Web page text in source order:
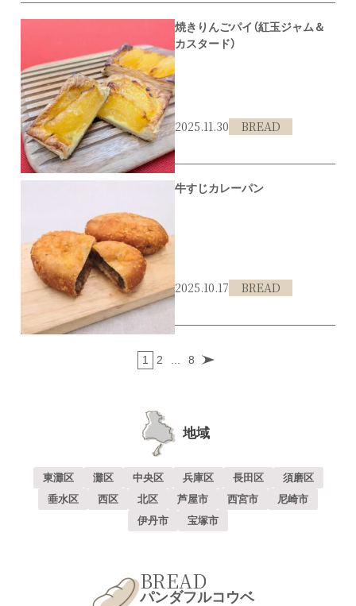
焼きりんごパイ（紅玉ジャム＆
カスタード）
2025.11.30 BREAD
#北区
牛すじカレーパン
2025.10.17 BREAD
#カレーパン
1 2 ... 8
地域
東灘区 灘区 中央区 兵庫区 長田区
須磨区
垂水区
西区 北区 芦屋市 西宮市
尼崎市
伊丹市
宝塚市
BREAD
パンダフルコウベ